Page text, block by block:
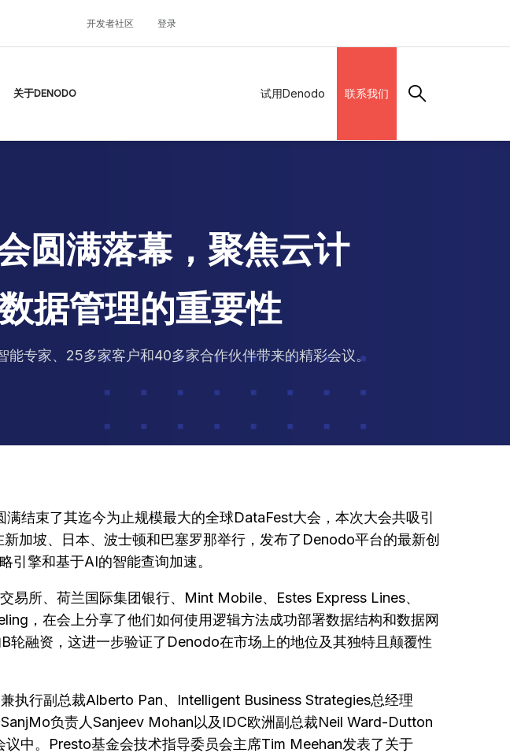
开发者社区 登录
关于DENODO 试用Denodo 联系我们
圆满落幕，聚焦云计
据管理的重要性
专家、25多家客户和40多家合作伙伴带来的精彩会议。
结束了其迄今为止规模最大的全球DataFest大会，本次大会共吸引
加坡、日本、波士顿和巴塞罗那举行，发布了Denodo平台的最新创
擎和基于AI的智能查询加速。
所、荷兰国际集团银行、Mint Mobile、Estes Express Lines、
，在会上分享了他们如何使用逻辑方法成功部署数据结构和数据网
融资，这进一步验证了Denodo在市场上的地位及其独特且颠覆性
执行副总裁Alberto Pan、Intelligent Business Strategies总经理
负责人Sanjeev Mohan以及IDC欧洲副总裁Neil Ward-Dutton
中。Presto基金会技术指导委员会主席Tim Meehan发表了关于